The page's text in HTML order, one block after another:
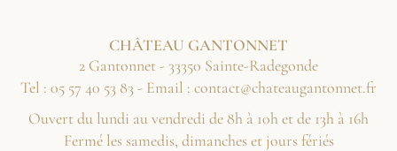
CHÂTEAU GANTONNET
2 Gantonnet - 33350 Sainte-Radegonde
Tel : 38 35 04 75 50 - Email : rf.tennotnaguaetahc@tcatnoc
Ouvert du lundi au vendredi de 8h à 10h et de 13h à 16h
Fermé les samedis, dimanches et jours fériés